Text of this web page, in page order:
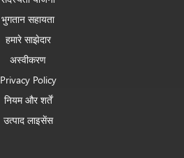
भुगतान सहायता
हमारे साझेदार
अस्वीकरण
Privacy Policy
नियम और शर्तें
उत्पाद लाइसेंस